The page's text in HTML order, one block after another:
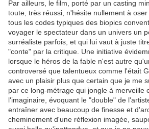
Par ailleurs, le film, porté par un casting
toute, très réussi, n'hésite nullement à
tous les codes typiques des biopics
voyager le spectateur dans un univers un
surréaliste parfois, et qui lui vaut à juste
"conte" par la critique. Une initiative
lorsque le héros de la fable n'est autre
controversé que talentueux comme l'était
avec un plaisir plus que certain que je me
par ce long-métrage qui jongle à merveille
l'imaginaire, évoquant le "double" de
entraîner avec beaucoup de finesse et
cheminement d'une réflexion imagée,